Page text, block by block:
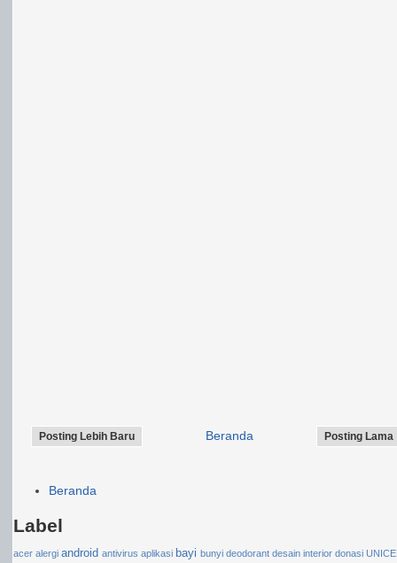
Posting Lebih Baru Posting Lama
Beranda
Beranda
Label
acer alergi android antivirus aplikasi bayi bunyi deodorant desain interior donasi